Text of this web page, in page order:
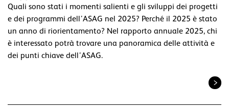
Quali sono stati i momenti salienti e gli sviluppi dei progetti
e dei programmi dell’ASAG nel 2025? Perché il 2025 è stato
un anno di riorientamento? Nel rapporto annuale 2025, chi
è interessato potrà trovare una panoramica delle attività e
dei punti chiave dell’ASAG.